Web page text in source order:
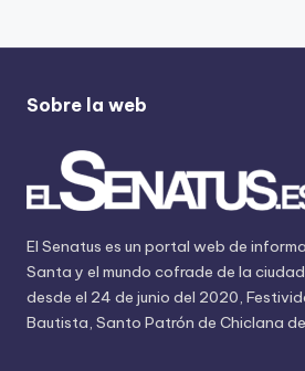
Sobre la web
El Senatus es un portal web de
Santa y el mundo cofrade de la
desde el 24 de junio del 2020,
Bautista, Santo Patrón de Chiclana